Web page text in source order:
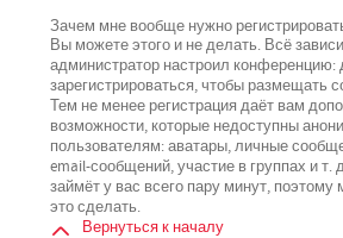
Зачем мне вообще нужно
Вы можете этого и не делать. Всё
администратор настроил
зарегистрироваться, чтобы размещать
Тем не менее регистрация даёт вам
возможности, которые недоступны
пользователям: аватары, личные
email-сообщений, участие в группах и т.
займёт у вас всего пару минут,
это сделать.
Вернуться к началу